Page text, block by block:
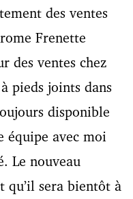
des ventes
Frenette
des ventes chez
pieds joints dans
disponible
équipe avec moi
Le nouveau
qu’il sera bientôt à